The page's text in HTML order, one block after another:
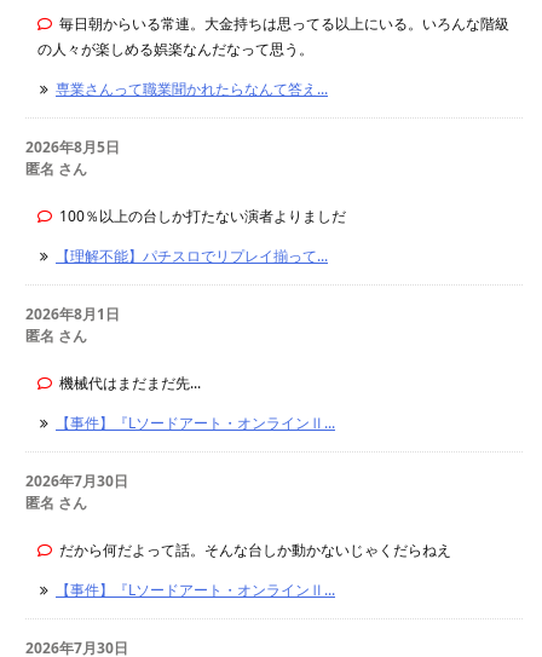
毎日朝からいる常連。大金持ちは思ってる以上にいる。いろんな階級
の人々が楽しめる娯楽なんだなって思う。
専業さんって職業聞かれたらなんて答え...
2026年8月5日
匿名 さん
100％以上の台しか打たない演者よりましだ
【理解不能】パチスロでリプレイ揃って...
2026年8月1日
匿名 さん
機械代はまだまだ先...
【事件】『Lソードアート・オンラインⅡ...
2026年7月30日
匿名 さん
だから何だよって話。そんな台しか動かないじゃくだらねえ
【事件】『Lソードアート・オンラインⅡ...
2026年7月30日